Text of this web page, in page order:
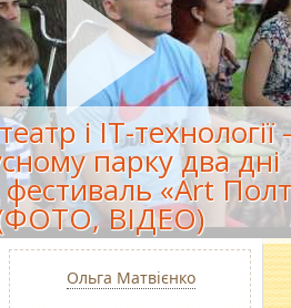
і ІТ-технології
парку два дні
«Art
ВІДЕО)
Ольга Матвієнко